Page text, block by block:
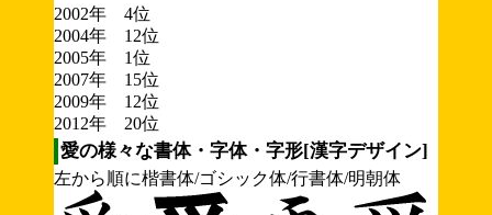
2002年 4位
2004年 12位
2005年 1位
2007年 15位
2009年 12位
2012年 20位
愛の様々な書体・字体・字形[漢字デザイン]
左から順に楷書体/ゴシック体/行書体/明朝体